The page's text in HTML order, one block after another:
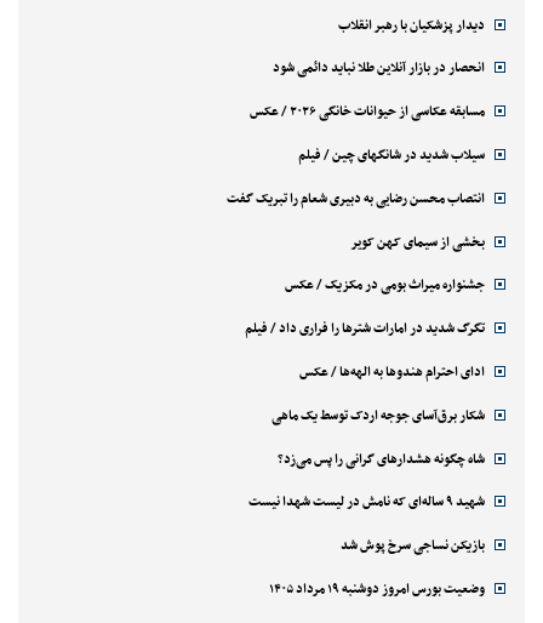
دیدار پزشکیان با رهبر انقلاب
انحصار در بازار آنلاین طلا نباید دائمی شود
مسابقه عکاسی از حیوانات خانگی ۲۰۲۶ / عکس
سیلاب شدید در شانگهای چین / فیلم
انتصاب محسن رضایی به دبیری شعام را تبریک گفت
بخشی از سیمای کهن کویر
جشنواره میراث بومی در مکزیک / عکس
تگرگ شدید در امارات شترها را فراری داد / فیلم
ادای احترام هندوها به الهه‌ها / عکس
شکار برق‌آسای جوجه اردک توسط یک ماهی
شاه چگونه هشدارهای گرانی را پس می‌زد؟
شهید ۹ ساله‌ای که نامش در لیست شهدا نیست
بازیکن نساجی سرخ پوش شد
وضعیت بورس امروز دوشنبه ۱۹ مرداد ۱۴۰۵